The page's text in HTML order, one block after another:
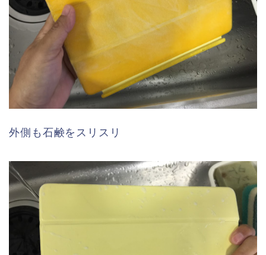
外側も石鹸をスリスリ